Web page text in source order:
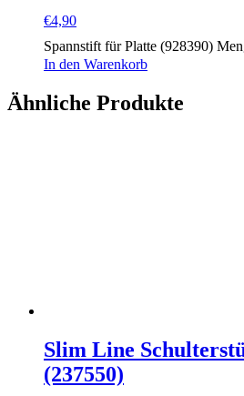
€4,90
Spannstift für Platte (928390)
In den Warenkorb
Ähnliche Produkte
Slim Line
(237550)